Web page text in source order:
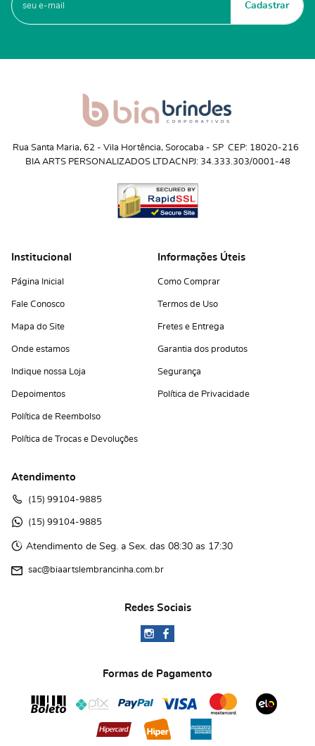
Cadastrar
Rua Santa Maria, 62 - Vila Hortência, Sorocaba - SP CEP: 18020-216
BIA ARTS PERSONALIZADOS LTDACNPJ: 34.333.303/0001-48
Institucional
Página Inicial
Fale Conosco
Mapa do Site
Onde estamos
Indique nossa Loja
Depoimentos
Política de Reembolso
Política de Trocas e Devoluções
Informações Úteis
Como Comprar
Termos de Uso
Fretes e Entrega
Garantia dos produtos
Segurança
Política de Privacidade
Atendimento
(15) 99104-9885
(15) 99104-9885
Atendimento de Seg. a Sex. das 08:30 as 17:30
sac@biaartslembrancinha.com.br
Redes Sociais
Formas de Pagamento